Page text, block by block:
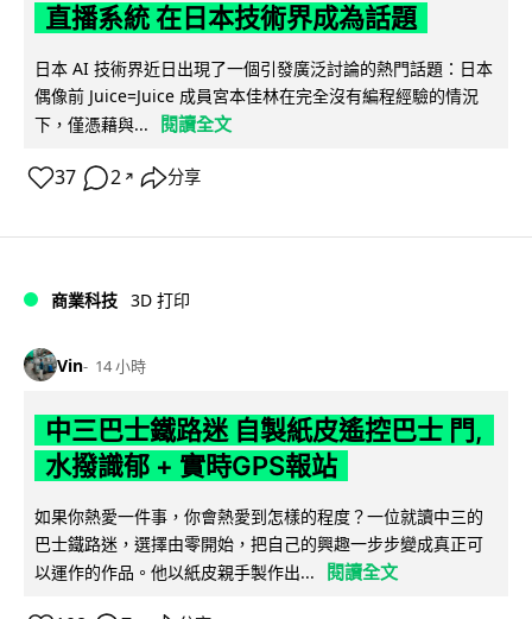
直播系統 在日本技術界成為話題
日本 AI 技術界近日出現了一個引發廣泛討論的熱門話題：日本
偶像前 Juice=Juice 成員宮本佳林在完全沒有編程經驗的情況
下，僅憑藉與...
閱讀全文
37 2 ↗ 分享
商業科技 3D 打印
Vin 14 小時
中三巴士鐵路迷 自製紙皮遙控巴士 門,
水撥識郁 + 實時GPS報站
如果你熱愛一件事，你會熱愛到怎樣的程度？一位就讀中三的
巴士鐵路迷，選擇由零開始，把自己的興趣一步步變成真正可
以運作的作品。他以紙皮親手製作出...
閱讀全文